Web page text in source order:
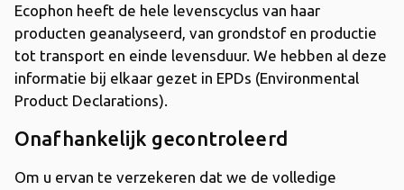
Ecophon heeft de hele levenscyclus van haar
producten geanalyseerd, van grondstof en productie
tot transport en einde levensduur. We hebben al deze
informatie bij elkaar gezet in EPDs (Environmental
Product Declarations).
Onafhankelijk gecontroleerd
Om u ervan te verzekeren dat we de volledige